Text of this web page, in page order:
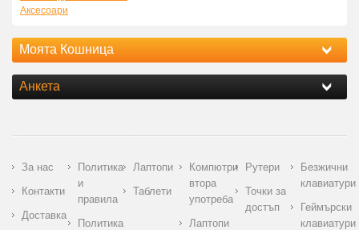
Аксесоари
Моята Кошница
Анкета
За нас
Контакти
Доставка
Политика
и
правила
Политика
Лаптопи
Таблети
Компютри
втора
употреба
Лаптопи
Рутери
Точки за
достъп
Безжични
клавиатури
Геймърски
клавиатури